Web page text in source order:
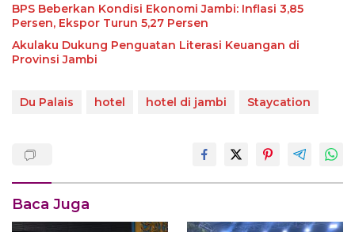
BPS Beberkan Kondisi Ekonomi Jambi: Inflasi 3,85
Persen, Ekspor Turun 5,27 Persen
Akulaku Dukung Penguatan Literasi Keuangan di
Provinsi Jambi
Du Palais hotel hotel di jambi Staycation
Baca Juga